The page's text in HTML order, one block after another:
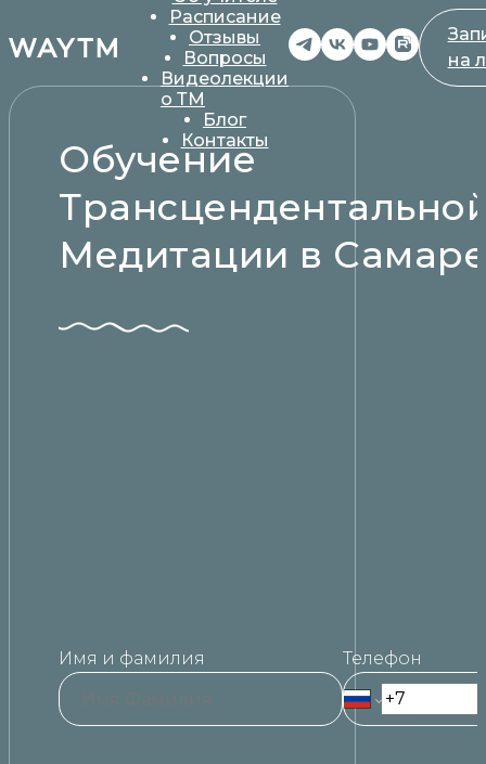
Расписание
Отзывы
Вопросы
Видеолекции
о ТМ
Блог
Контакты
на
Обучение
Медитации в Самаре
Имя и фамилия Телефон